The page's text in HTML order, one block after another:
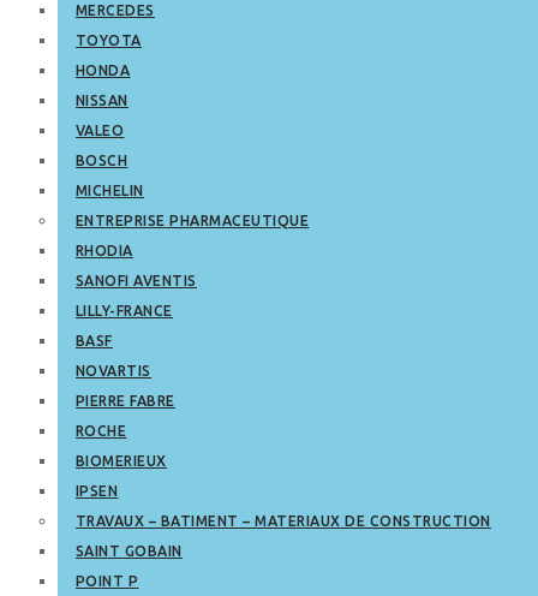
MERCEDES
TOYOTA
HONDA
NISSAN
VALEO
BOSCH
MICHELIN
ENTREPRISE PHARMACEUTIQUE
RHODIA
SANOFI AVENTIS
LILLY-FRANCE
BASF
NOVARTIS
PIERRE FABRE
ROCHE
BIOMERIEUX
IPSEN
TRAVAUX – BATIMENT – MATERIAUX DE CONSTRUCTION
SAINT GOBAIN
POINT P